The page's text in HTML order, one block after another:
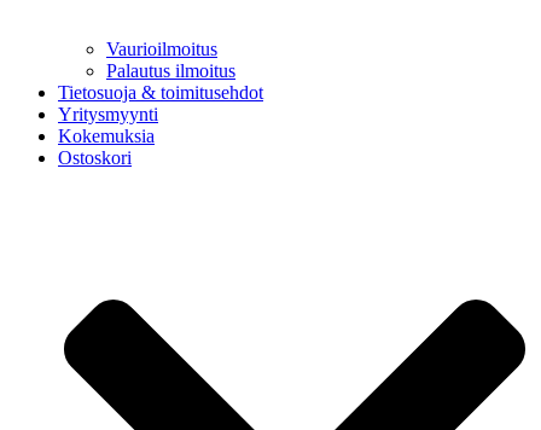
Vaurioilmoitus
Palautus ilmoitus
Tietosuoja & toimitusehdot
Yritysmyynti
Kokemuksia
Ostoskori